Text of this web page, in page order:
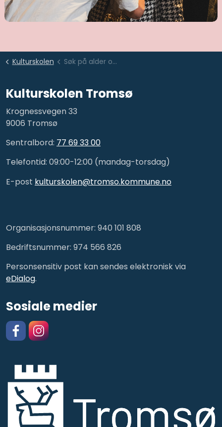
Kulturskolen Søk på alder og sted
Kulturskolen Tromsø
Krognessvegen 33
9006 Tromsø
Sentralbord: 77 69 33 00
Telefontid: 09:00-12:00 (mandag-torsdag)
E-post kulturskolen@tromso.kommune.no
Organisasjonsnummer: 940 101 808
Bedriftsnummer: 974 566 826
Personsensitiv post kan sendes elektronisk via
eDialog.
Sosiale medier